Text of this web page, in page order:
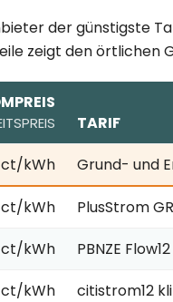
der günstigste
zeigt den örtlichen
der günstigste
TARIF
ct/kWh Grund- und
ct/kWh PlusStrom
ct/kWh PBNZE Flow12
ct/kWh citistrom12